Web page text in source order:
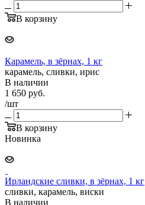
В корзину
Карамель, в зёрнах, 1 кг
карамель, сливки, ирис
В наличии
1 650 руб.
/шт
В корзину
Новинка
Ирландские сливки, в зёрнах, 1 кг
сливки, карамель, виски
В наличии